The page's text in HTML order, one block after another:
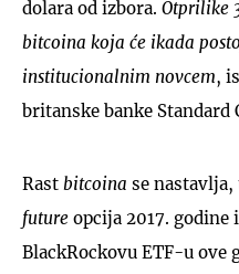
dolara od izbora. Otprilike
bitcoina koja će ikada
institucionalnim novcem,
britanske banke Standard
Rast bitcoina se
future opcija 2017. godine
BlackRockovu ETF-u ove